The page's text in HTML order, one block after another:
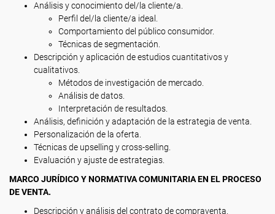
Análisis y conocimiento del/la cliente/a.
Perfil del/la cliente/a ideal.
Comportamiento del público consumidor.
Técnicas de segmentación.
Descripción y aplicación de estudios cuantitativos y
cualitativos.
Métodos de investigación de mercado.
Análisis de datos.
Interpretación de resultados.
Análisis, definición y adaptación de la estrategia de venta.
Personalización de la oferta.
Técnicas de upselling y cross-selling.
Evaluación y ajuste de estrategias.
MARCO JURÍDICO Y NORMATIVA COMUNITARIA EN EL PROCESO
DE VENTA.
Descripción y análisis del contrato de compraventa.